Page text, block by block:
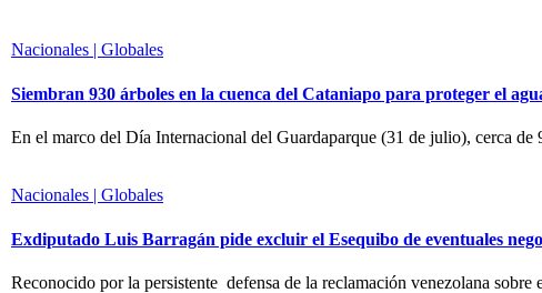
Nacionales | Globales
Siembran 930 árboles en la cuenca del Cataniapo para proteger el
En el marco del Día Internacional del Guardaparque (31 de julio), cerca de
Nacionales | Globales
Exdiputado Luis Barragán pide excluir el Esequibo de eventuales
Reconocido por la persistente defensa de la reclamación venezolana